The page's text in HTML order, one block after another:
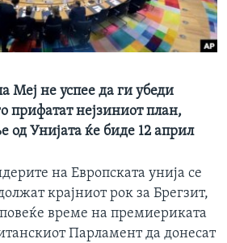
Меј не успее да ги убеди
прифатат нејзиниот план,
од Унијата ќе биде 12 април
на Европската унија се
крајниот рок за Брегзит,
време на премиериката
Парламент да донесат